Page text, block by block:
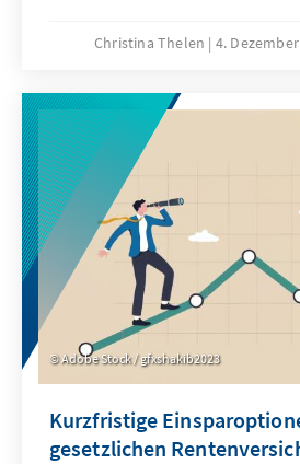
diese noch bis vor wenigen
Internationalität in der
Wissenstreiber und
spätestens seit dem Überfall
die Ukraine, die Risiken
Kooperationen immer mehr in
Christina Thelen 4.
Adobe Stock / gfxshakib2023
Kurzfristige
gesetzlichen